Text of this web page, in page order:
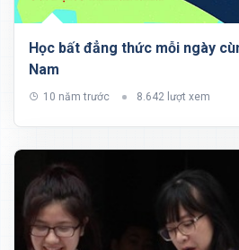
Học bất đẳng thức mỗi ngày
Nam
10 năm trước 8.642 lượt xem